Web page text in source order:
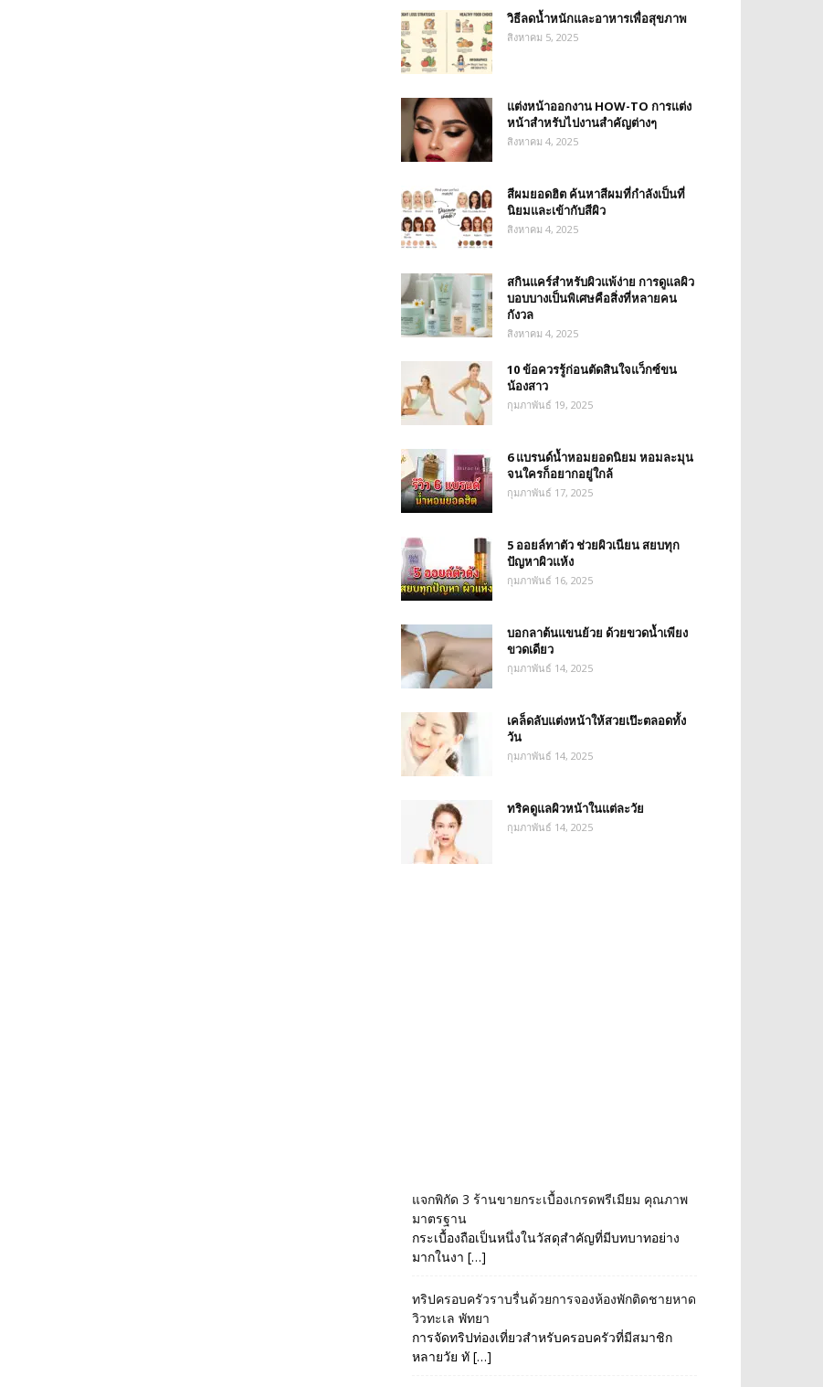
วิธีลดน้ำหนักและอาหารเพื่อสุขภาพ
สิงหาคม 5, 2025
แต่งหน้าออกงาน HOW-TO การแต่ง
หน้าสำหรับไปงานสำคัญต่างๆ
สิงหาคม 4, 2025
สีผมยอดฮิต ค้นหาสีผมที่กำลังเป็นที่
นิยมและเข้ากับสีผิว
สิงหาคม 4, 2025
สกินแคร์สำหรับผิวแพ้ง่าย การดูแลผิว
บอบบางเป็นพิเศษคือสิ่งที่หลายคน
กังวล
สิงหาคม 4, 2025
10 ข้อควรรู้ก่อนตัดสินใจแว็กซ์ขน
น้องสาว
กุมภาพันธ์ 19, 2025
6 แบรนด์น้ำหอมยอดนิยม หอมละมุน
จนใครก็อยากอยู่ใกล้
กุมภาพันธ์ 17, 2025
5 ออยล์ทาตัว ช่วยผิวเนียน สยบทุก
ปัญหาผิวแห้ง
กุมภาพันธ์ 16, 2025
บอกลาต้นแขนย้วย ด้วยขวดน้ำเพียง
ขวดเดียว
กุมภาพันธ์ 14, 2025
เคล็ดลับแต่งหน้าให้สวยเป๊ะตลอดทั้ง
วัน
กุมภาพันธ์ 14, 2025
ทริคดูแลผิวหน้าในแต่ละวัย
กุมภาพันธ์ 14, 2025
แจกพิกัด 3 ร้านขายกระเบื้องเกรดพรีเมียม คุณภาพ
มาตรฐาน
กระเบื้องถือเป็นหนึ่งในวัสดุสำคัญที่มีบทบาทอย่าง
มากในงา […]
ทริปครอบครัวราบรื่นด้วยการจองห้องพักติดชายหาด
วิวทะเล พัทยา
การจัดทริปท่องเที่ยวสำหรับครอบครัวที่มีสมาชิก
หลายวัย ทั […]